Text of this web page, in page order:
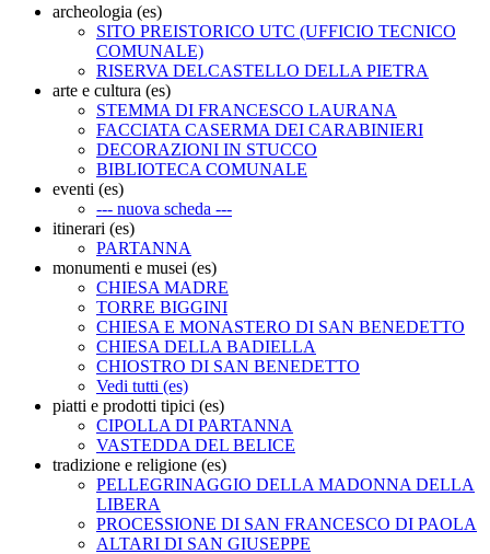
archeologia (es)
SITO PREISTORICO UTC (UFFICIO TECNICO
COMUNALE)
RISERVA DELCASTELLO DELLA PIETRA
arte e cultura (es)
STEMMA DI FRANCESCO LAURANA
FACCIATA CASERMA DEI CARABINIERI
DECORAZIONI IN STUCCO
BIBLIOTECA COMUNALE
eventi (es)
--- nuova scheda ---
itinerari (es)
PARTANNA
monumenti e musei (es)
CHIESA MADRE
TORRE BIGGINI
CHIESA E MONASTERO DI SAN BENEDETTO
CHIESA DELLA BADIELLA
CHIOSTRO DI SAN BENEDETTO
Vedi tutti (es)
piatti e prodotti tipici (es)
CIPOLLA DI PARTANNA
VASTEDDA DEL BELICE
tradizione e religione (es)
PELLEGRINAGGIO DELLA MADONNA DELLA
LIBERA
PROCESSIONE DI SAN FRANCESCO DI PAOLA
ALTARI DI SAN GIUSEPPE